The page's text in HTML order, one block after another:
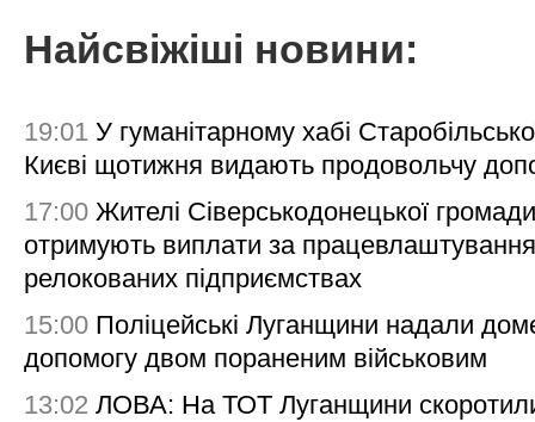
Найсвіжіші новини:
19:01 У гуманітарному хабі
Києві щотижня видають продовольчу
17:00 Жителі Сіверськодонецької
отримують виплати за
релокованих підприємствах
15:00 Поліцейські Луганщини надали
допомогу двом пораненим військовим
13:02 ЛОВА: На ТОТ Луганщини